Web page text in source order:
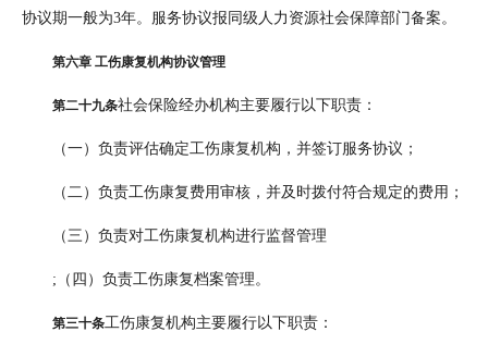
协议期一般为3年。服务协议报同级人力资源社会保障部门备案。
第六章 工伤康复机构协议管理
第二十九条社会保险经办机构主要履行以下职责：
（一）负责评估确定工伤康复机构，并签订服务协议；
（二）负责工伤康复费用审核，并及时拨付符合规定的费用；
（三）负责对工伤康复机构进行监督管理
;（四）负责工伤康复档案管理。
第三十条工伤康复机构主要履行以下职责：